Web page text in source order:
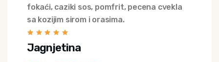
fokaći, caziki sos, pomfrit, pecena cvekla
sa kozijim sirom i orasima.
Jagnjetina